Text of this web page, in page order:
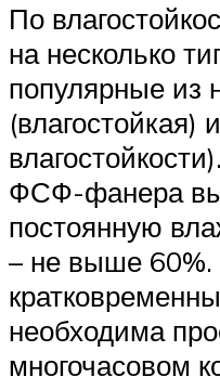
По
на несколько
популярные из
ФСФ-фанера
постоянную
– не выше
необходима
многочасовом